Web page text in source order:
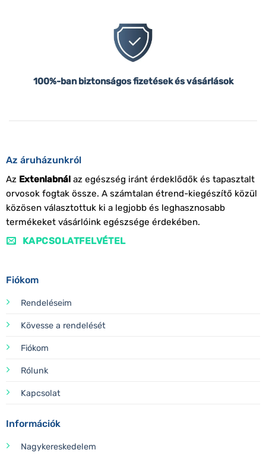
100%-ban biztonságos fizetések és vásárlások
Az áruházunkról
Az Extenlabnálaz egészség iránt érdeklődők és tapasztalt
orvosok fogtak össze. A számtalan étrend-kiegészítő közül
közösen választottuk ki a legjobb és leghasznosabb
termékeket vásárlóink egészsége érdekében.
KAPCSOLATFELVÉTEL
Fiókom
Rendeléseim
Kövesse a rendelését
Fiókom
Rólunk
Kapcsolat
Információk
Nagykereskedelem